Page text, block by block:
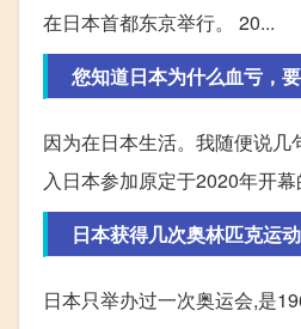
在日本首都东京举行。 20...
您知道日本为什么血亏，
因为在日本生活。我随便说
入日本参加原定于2020年开幕
日本获得几次奥林匹克运
日本只举办过一次奥运会,是